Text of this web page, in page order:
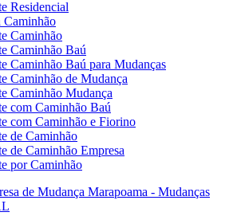
Residencial
Caminhão
Caminhão
Caminhão Baú
Caminhão Baú para Mudanças
Caminhão de Mudança
Caminhão Mudança
com Caminhão Baú
com Caminhão e Fiorino
de Caminhão
de Caminhão Empresa
por Caminhão